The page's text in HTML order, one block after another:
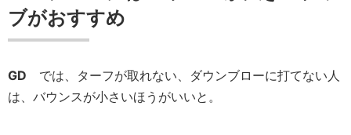
ブがおすすめ
GD では、ターフが取れない、ダウンブローに打てない人
は、バウンスが小さいほうがいいと。